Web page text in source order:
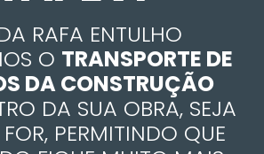
RAFA ENTULHO
O TRANSPORTE DE
DA CONSTRUÇÃO
DA SUA OBRA, SEJA
PERMITINDO QUE